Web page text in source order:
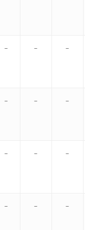
– – –
– – –
– – –
– – –